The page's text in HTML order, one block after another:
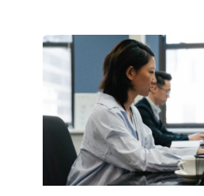
БИЗНЕСА:
КАКИЕ
3
ЗАДАЧИ
ЕМУ
МОЖНО
ПОРУЧИТЬ
УЖЕ